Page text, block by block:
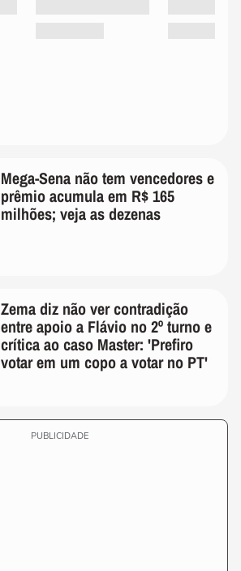
Mega-Sena não tem vencedores e
prêmio acumula em R$ 165
milhões; veja as dezenas
Zema diz não ver contradição
entre apoio a Flávio no 2º turno e
crítica ao caso Master: 'Prefiro
votar em um copo a votar no PT'
PUBLICIDADE